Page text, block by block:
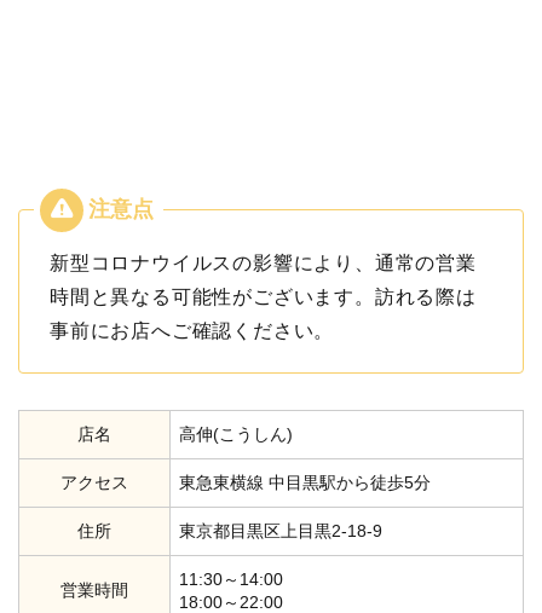
新型コロナウイルスの影響により、通常の営業
時間と異なる可能性がございます。訪れる際は
事前にお店へご確認ください。
店名 高伸(こうしん)
アクセス 東急東横線 中目黒駅から徒歩5分
住所 東京都目黒区上目黒2-18-9
営業時間
11:30～14:00
18:00～22:00